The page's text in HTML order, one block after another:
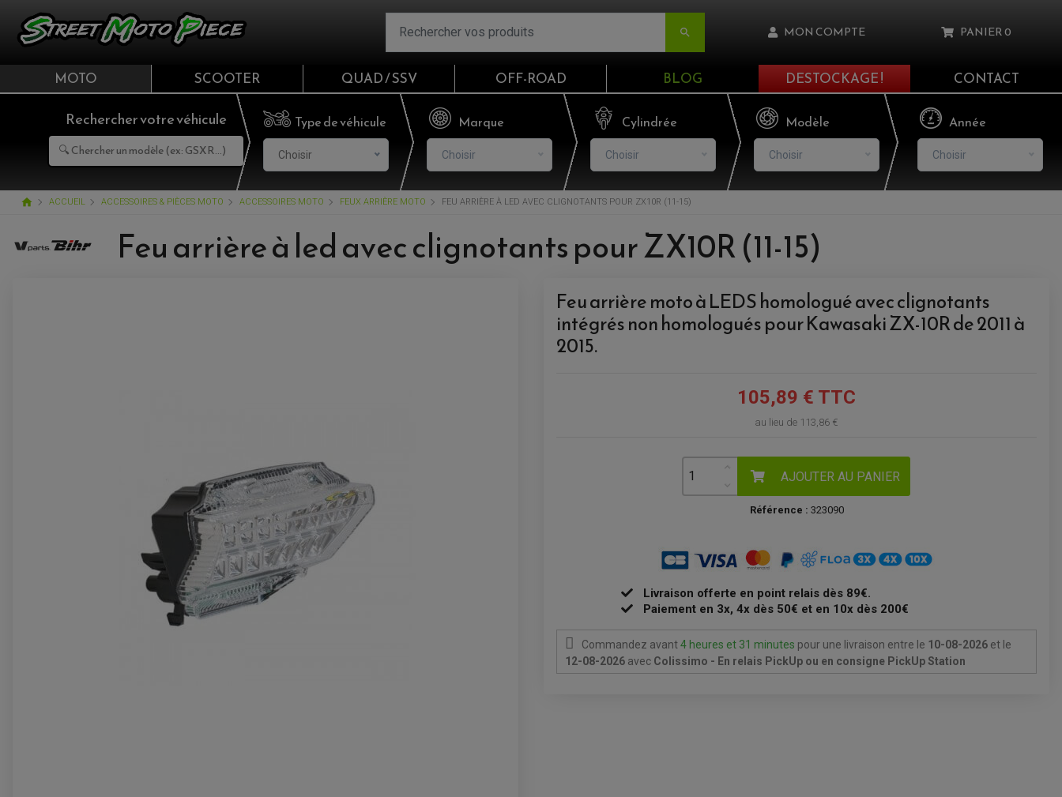
 MON COMPTE
Email
Mot de passe
CONNEXION
S'INSCRIRE
PANIER0
Il n'y a aucun produit dans votre panier
MOTO SCOOTER QUAD / SSV OFF-ROAD BLOG DESTOCKAGE ! CONTACT
Rechercher votre véhicule Type de véhicule
Choisir
Marque
Choisir
Cylindrée
Choisir
Modèle
Choisir
Année
Choisir
home ACCUEIL ACCESSOIRES & PIÈCES MOTO ACCESSOIRES MOTO FEUX ARRIÈRE MOTO FEU ARRIÈRE À LED AVEC CLIGNOTANTS POUR ZX10R (11-15)
Feu arrière à led avec clignotants pour ZX10R (11-15)
Feu arrière moto à LEDS homologué avec clignotants
intégrés non homologués pour Kawasaki ZX-10R de 2011 à
2015.
105,89 € TTC
au lieu de 113,86 €
AJOUTER AU PANIER
Référence : 323090
Livraison offerte en point relais dès 89€.
Paiement en 3x, 4x dès 50€ et en 10x dès 200€
Commandez avant4 heures et 31 minutes pour une livraison entre le 10-08-2026 et le
12-08-2026 avec Colissimo - En relais PickUp ou en consigne PickUp Station